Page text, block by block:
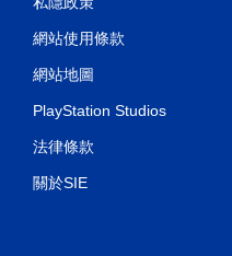
網站使用條款
網站地圖
PlayStation Studios
法律條款
關於SIE